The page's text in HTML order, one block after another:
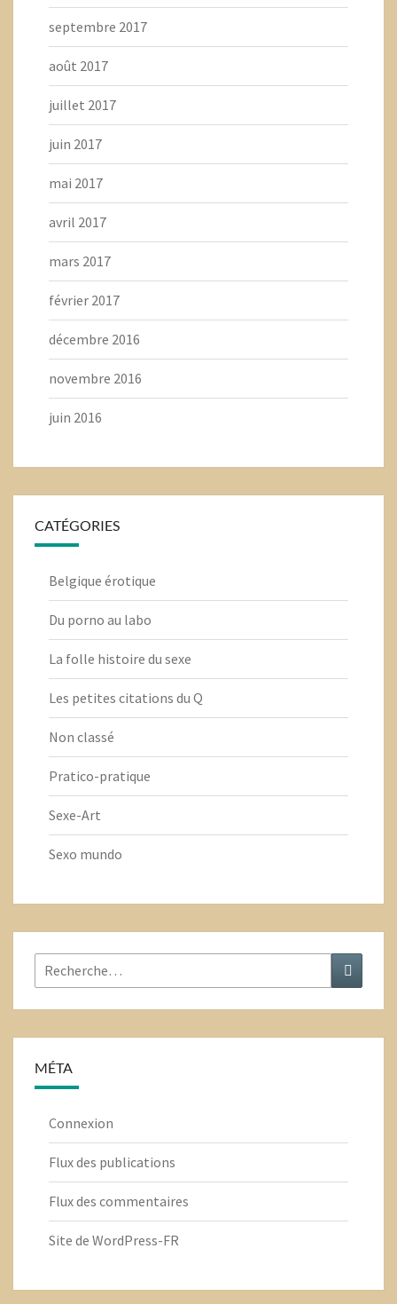
septembre 2017
août 2017
juillet 2017
juin 2017
mai 2017
avril 2017
mars 2017
février 2017
décembre 2016
novembre 2016
juin 2016
CATÉGORIES
Belgique érotique
Du porno au labo
La folle histoire du sexe
Les petites citations du Q
Non classé
Pratico-pratique
Sexe-Art
Sexo mundo
Rechercher
:
MÉTA
Connexion
Flux des publications
Flux des commentaires
Site de WordPress-FR